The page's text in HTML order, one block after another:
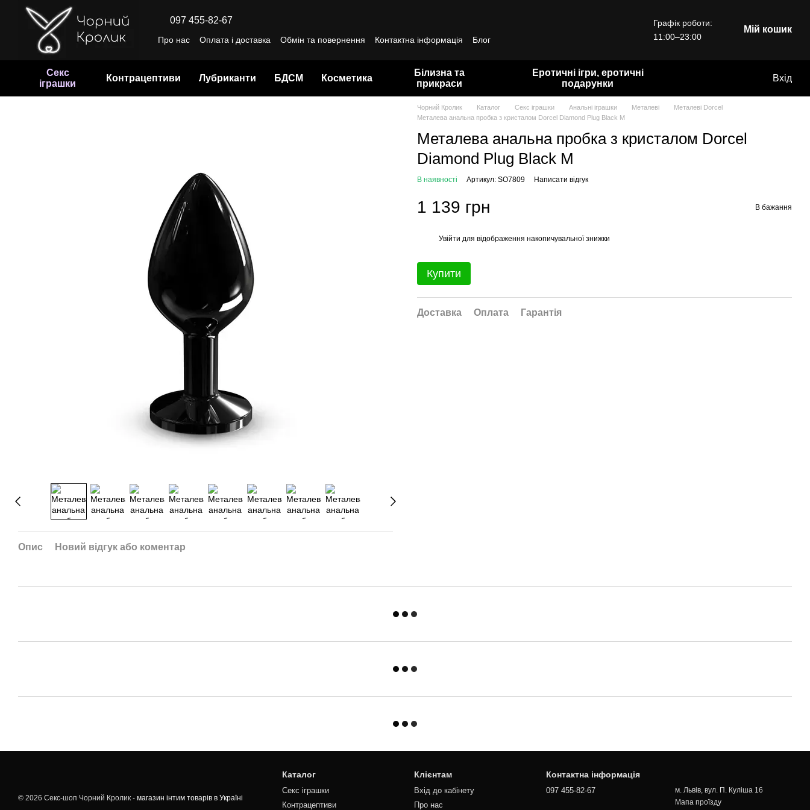
Перейти до основного контенту
097 455-82-67
Про нас Оплата і доставка Обмін та повернення Контактна інформація
Блог
Графік роботи:
11:00–23:00
Мій кошик
Секс
іграшки
Контрацептиви Лубриканти БДСМ Косметика
Білизна та
прикраси
Еротичні ігри, еротичні
подарунки
Вхід
Опис Новий відгук або коментар
Чорний Кролик Каталог Секс іграшки Анальні іграшки Металеві
Металеві Dorcel
Металева анальна пробка з кристалом Dorcel Diamond Plug Black M
Металева анальна пробка з кристалом Dorcel
Diamond Plug Black M
В наявності Артикул: SO7809 Написати відгук
1 139 грн В бажання
Увійти для відображення накопичувальної знижки
Купити
Доставка Оплата Гарантія
© 2026 Секс-шоп Чорний Кролик - магазин інтим товарів в Україні
Каталог
Секс іграшки
Контрацептиви
Клієнтам
Вхід до кабінету
Про нас
Контактна інформація
097 455-82-67
м. Львів, вул. П. Куліша 16
Мапа проїзду